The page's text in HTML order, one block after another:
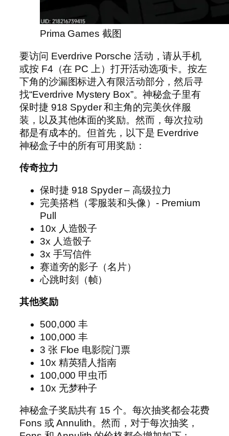
Prima Games 截图
要访问 Everdrive Porsche 活动，请从手机
或按 F4（在 PC 上）打开活动选项卡。按左
下角的沙漏图标进入有限活动部分，然后寻
找“Everdrive Mystery Box”。神秘盒子里有
保时捷 918 Spyder 和主角的完美伙伴服
装，以及其他体面的奖励。然而，每次拉动
都是有成本的。但首先，以下是 Everdrive
神秘盒子中的所有可用奖励：
传奇拉力
保时捷 918 Spyder – 高级拉力
完美搭档（零服装和头像）- Premium
Pull
10x 人造骰子
3x 人造骰子
3x 手写信件
赛道旁的影子（名片）
心跳时刻（帧）
其他奖励
500,000 丰
100,000 丰
3 张 Floe 电影院门票
10x 精英猎人指南
100,000 甲虫币
10x 无梦种子
神秘盒子奖励共有 15 个。每次抽奖都会花费
Fons 或 Annulith。然而，对于每次抽奖，